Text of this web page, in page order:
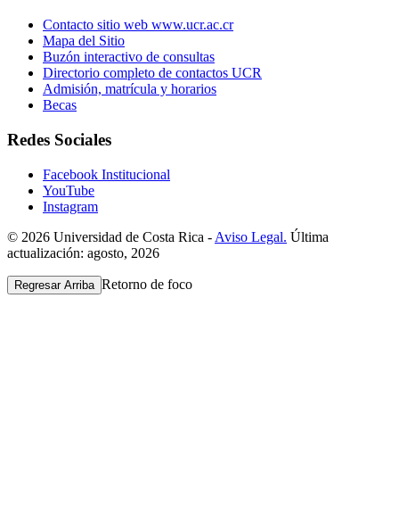
Contacto sitio web www.ucr.ac.cr
Mapa del Sitio
Buzón interactivo de consultas
Directorio completo de contactos UCR
Admisión, matrícula y horarios
Becas
Redes Sociales
Facebook Institucional
YouTube
Instagram
© 2026 Universidad de Costa Rica - Aviso Legal. Última
actualización: agosto, 2026
Regresar Arriba Retorno de foco